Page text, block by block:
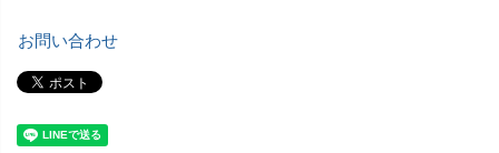
お問い合わせ